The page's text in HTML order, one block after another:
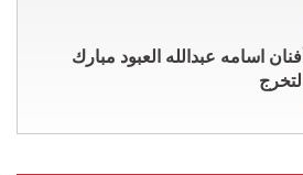
أفنان اسامه عبدالله العبود مبارك
التخرج